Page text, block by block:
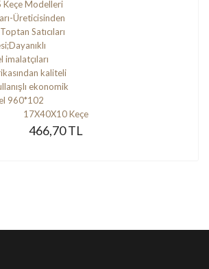
17X40X10 Keçe
466,70 TL